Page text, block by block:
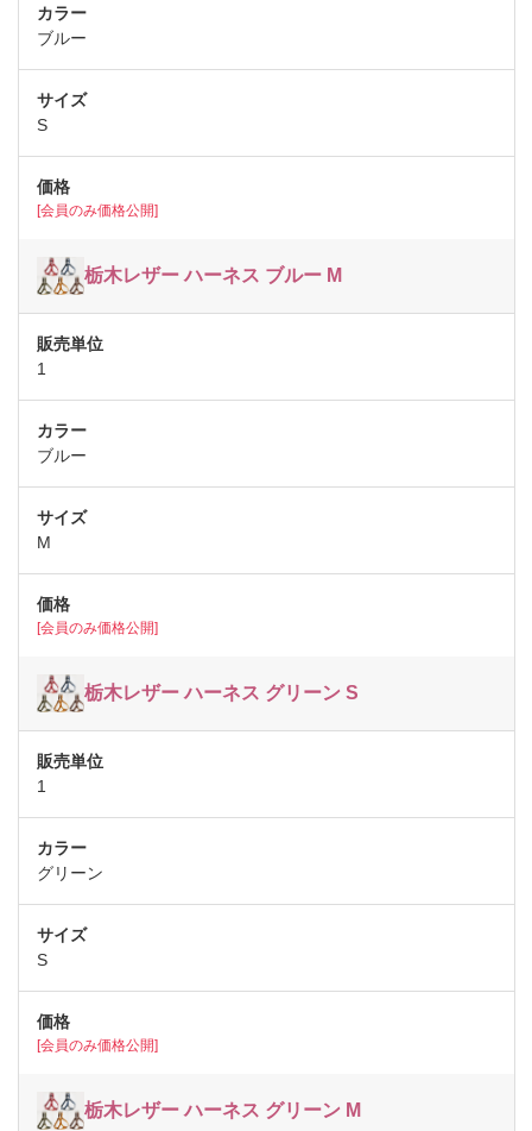
ブルー
S
[会員のみ価格公開]
栃木レザー ハーネス ブルー M
1
ブルー
M
[会員のみ価格公開]
栃木レザー ハーネス グリーン S
1
グリーン
S
[会員のみ価格公開]
栃木レザー ハーネス グリーン M